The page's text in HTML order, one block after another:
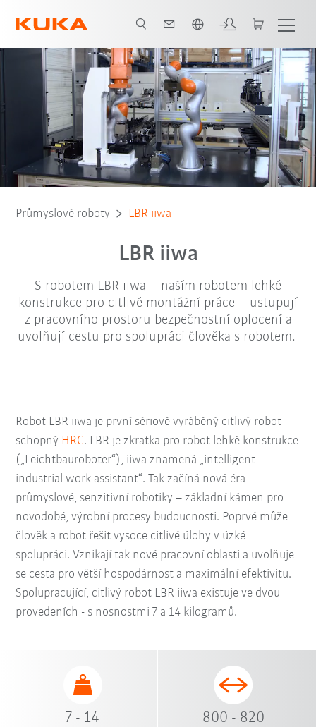
Přívody energie Robotový typ Oblasti použití
Průmyslové roboty LBR iiwa
LBR iiwa
S robotem LBR iiwa – naším robotem lehké
konstrukce pro citlivé montážní práce – ustupují
z pracovního prostoru bezpečnostní oplocení a
uvolňují cestu pro spolupráci člověka s robotem.
Robot LBR iiwa je první sériově vyráběný citlivý robot –
schopný HRC. LBR je zkratka pro robot lehké konstrukce
(„Leichtbauroboter“), iiwa znamená „intelligent
industrial work assistant“. Tak začíná nová éra
průmyslové, senzitivní robotiky – základní kámen pro
novodobé, výrobní procesy budoucnosti. Poprvé může
člověk a robot řešit vysoce citlivé úlohy v úzké
spolupráci. Vznikají tak nové pracovní oblasti a uvolňuje
se cesta pro větší hospodárnost a maximální efektivitu.
Spolupracující, citlivý robot LBR iiwa existuje ve dvou
provedeních - s nosnostmi 7 a 14 kilogramů.
7 - 14 800 - 820